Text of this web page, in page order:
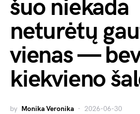
šuo niekada
neturėtų
vienas —
kiekvieno
by Monika Veronika 2026-06-30